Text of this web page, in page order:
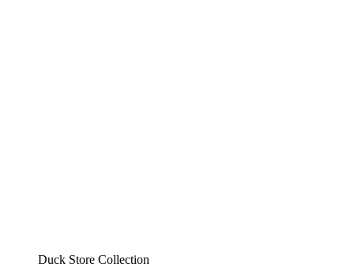
Duck Store Collection